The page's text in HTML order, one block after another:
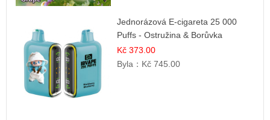
Jednorázová E-cigareta 25 000
Puffs - Ostružina & Borůvka
Kč 373.00
Byla： Kč 745.00